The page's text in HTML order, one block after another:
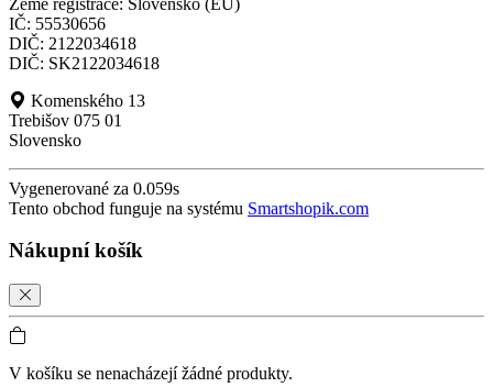
IČ: 55530656
DIČ: 2122034618
DIČ: SK2122034618
Komenského 13
Trebišov 075 01
Slovensko
Vygenerované za 0.059s
Tento obchod funguje na systému Smartshopik.com
Nákupní košík
V košíku se nenacházejí žádné produkty.